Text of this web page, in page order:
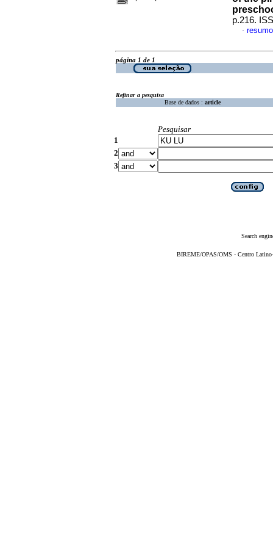
p.216.
·
página 1 de 1
Refinar a pesquisa
Base de dados : article
Pesquisar
1
2
3
Search
BIREME/OPAS/OMS - Centro Latino-